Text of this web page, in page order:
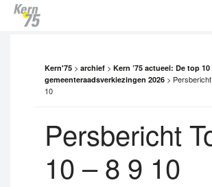
Kern'75 > archief > Kern ’75 actueel: De top
gemeenteraadsverkiezingen 2026 >
10
Persbericht
10 – 8 9 10